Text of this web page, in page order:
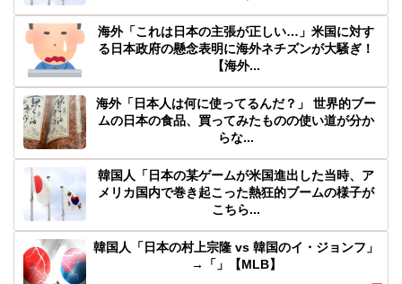
海外「これは日本の主張が正しい…」米国に対す
る日本政府の懸念表明に海外ネチズンが大騒ぎ！
【海外...
海外「日本人は何に使ってるんだ？」 世界的ブー
ムの日本の食品、買ってみたものの使い道が分か
らな...
韓国人「日本の某ゲームが米国進出した当時、ア
メリカ国内で巻き起こった熱狂的ブームの様子が
こちら...
韓国人「日本の村上宗隆 vs 韓国のイ・ジョンフ」
→「」【MLB】